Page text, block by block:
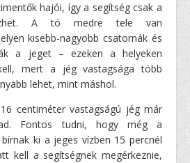
hajói, így a segítség csak a
A tó medre tele van
kisebb-nagyobb csatornák és
a jeget – ezeken a helyeken
mert a jég vastagsága több
lehet, mint máshol.
centiméter vastagságú jég már
Fontos tudni, hogy még a
ki a jeges vízben 15 percnél
kell a segítségnek megérkeznie,